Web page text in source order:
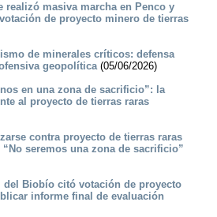
realizó masiva marcha en Penco y
de proyecto minero de tierras
de minerales críticos: defensa
geopolítica(05/06/2026)
en una zona de sacrificio”: la
al proyecto de tierras raras
contra proyecto de tierras raras
seremos una zona de sacrificio”
del Biobío citó votación de proyecto
informe final de evaluación